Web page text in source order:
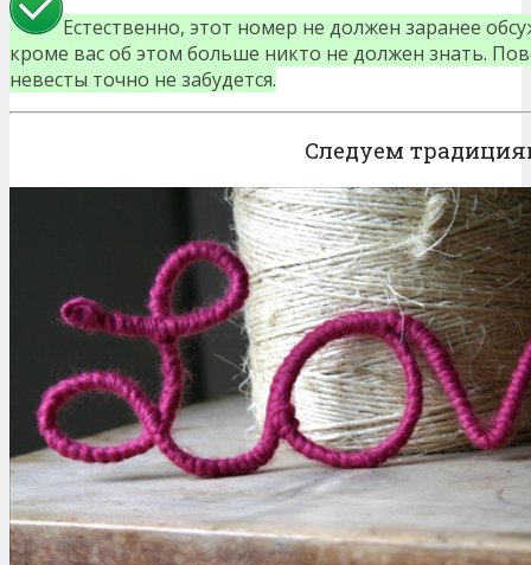
Естественно, этот номер не должен заранее
кроме вас об этом больше никто не должен знать.
невесты точно не забудется.
Следуем